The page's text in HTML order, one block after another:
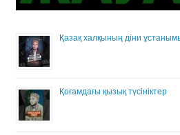
Қазақ халқының діни
Қоғамдағы қызық түсініктер